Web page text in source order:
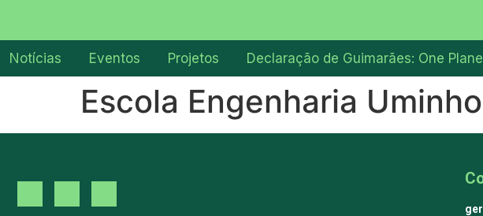
Notícias Eventos Projetos Declaração de Guimarães: One
Escola Engenharia Uminho